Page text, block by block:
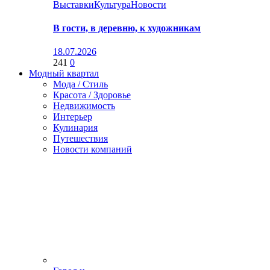
ВыставкиКультураНовости
В гости, в деревню, к художникам
18.07.2026
241 0
Модный квартал
Мода / Стиль
Красота / Здоровье
Недвижимость
Интерьер
Кулинария
Путешествия
Новости компаний